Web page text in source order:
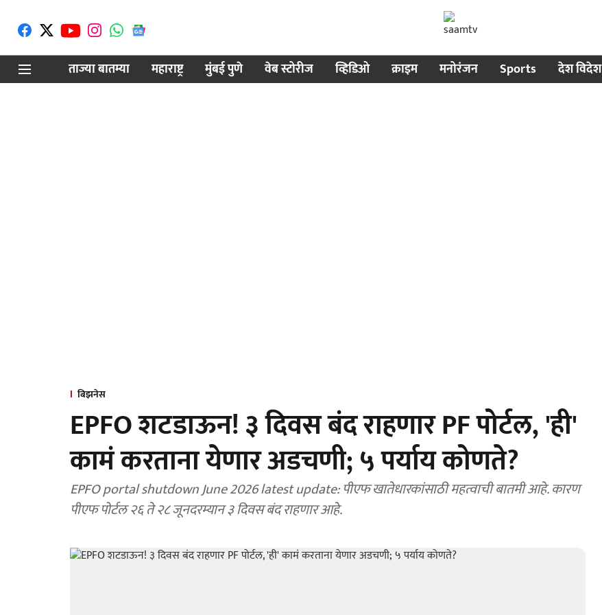
ताज्या बातम्या
महाराष्ट्र मुंबई पुणे वेब स्टोरीज व्हिडिओ क्राइम मनोरंजन Sports देश विदेश
बिझनेस
EPFO शटडाऊन! ३ दिवस बंद राहणार PF पोर्टल, 'ही'
कामं करताना येणार अडचणी; ५ पर्याय कोणते?
EPFO portal shutdown June 2026 latest update: पीएफ खातेधारकांसाठी महत्वाची बातमी आहे. कारण
पीएफ पोर्टल २६ ते २८ जूनदरम्यान ३ दिवस बंद राहणार आहे.